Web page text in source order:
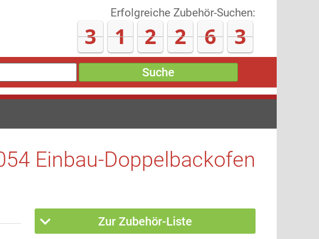
Erfolgreiche Zubehör-Suchen:
3 1 2 3 1 0
Suche
Einbau-Doppelbackofen
Zur Zubehör-Liste